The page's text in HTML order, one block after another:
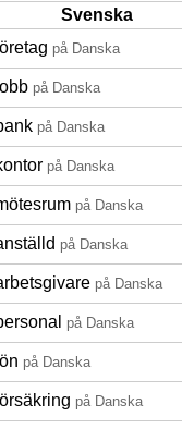
Svenska
på Danska
på Danska
på Danska
på Danska
på Danska
på Danska
på Danska
på Danska
lön på Danska
på Danska